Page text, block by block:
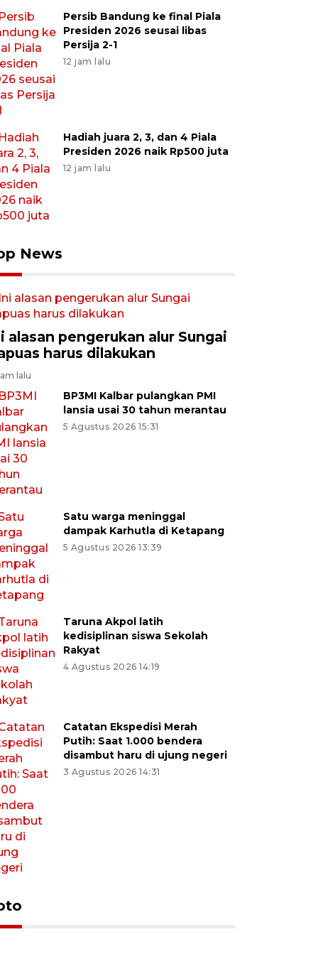
Persib Bandung ke final Piala
Presiden 2026 seusai libas
Persija 2-1
12 jam lalu
Hadiah juara 2, 3, dan 4 Piala
Presiden 2026 naik Rp500 juta
12 jam lalu
News
alasan pengerukan alur Sungai
harus dilakukan
lalu
BP3MI Kalbar pulangkan PMI
lansia usai 30 tahun merantau
5 Agustus 2026 15:31
Satu warga meninggal
dampak Karhutla di Ketapang
5 Agustus 2026 13:39
Taruna Akpol latih
kedisiplinan siswa Sekolah
Rakyat
4 Agustus 2026 14:19
Catatan Ekspedisi Merah
Putih: Saat 1.000 bendera
disambut haru di ujung negeri
3 Agustus 2026 14:31